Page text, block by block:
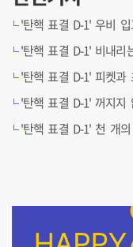
'탄핵 표결 D-1' 우비
'탄핵 표결 D-1' 비내리
'탄핵 표결 D-1' 피켓과
'탄핵 표결 D-1' 꺼지지
'탄핵 표결 D-1' 천 개